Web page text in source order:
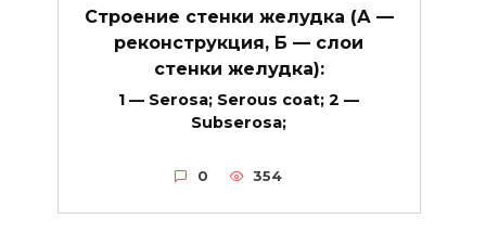
Строение стенки желудка (А —
реконструкция, Б — слои
стенки желудка):
1 — Serosa; Serous coat; 2 —
Subserosa;
0 354